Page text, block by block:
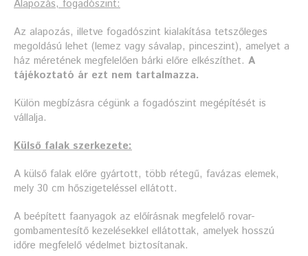
Alapozás, fogadószint:
Az alapozás, illetve fogadószint kialakítása tetszőleges
megoldású lehet (lemez vagy sávalap, pinceszint), amelyet a
ház méretének megfelelően bárki előre elkészíthet. A
tájékoztató ár ezt nem tartalmazza.
Külön megbízásra cégünk a fogadószint megépítését is
vállalja.
Külső falak szerkezete:
A külső falak előre gyártott, több rétegű, favázas elemek,
mely 30 cm hőszigeteléssel ellátott.
A beépített faanyagok az előírásnak megfelelő rovar-
gombamentesítő kezelésekkel ellátottak, amelyek hosszú
időre megfelelő védelmet biztosítanak.